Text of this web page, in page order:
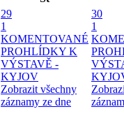
29
1
KOMENTOVANÉ
PROHLÍDKY K
VÝSTAVĚ -
KYJOV
Zobrazit všechny
záznamy ze dne
30
1